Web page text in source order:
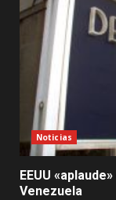
Noticias
EEUU
Venezuela